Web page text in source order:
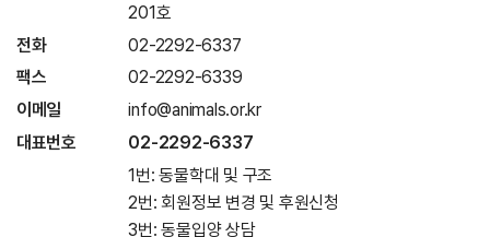
201호
전화
02-2292-6337
팩스
02-2292-6339
이메일
info@animals.or.kr
대표번호
02-2292-6337
1번: 동물학대 및 구조
2번: 회원정보 변경 및 후원신청
3번: 동물입양 상담